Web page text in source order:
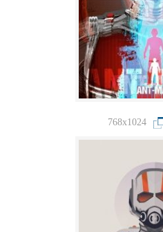
768x1024